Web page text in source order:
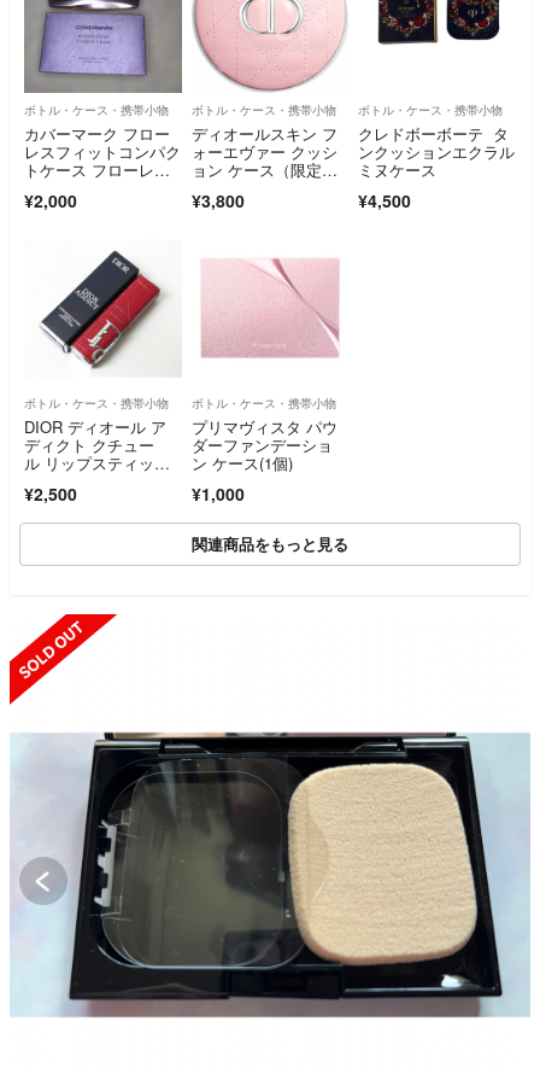
ボトル・ケース・携帯小物
カバーマーク フロー
レスフィットコンパク
トケース フローレス
¥2,000
ボトル・ケース・携帯小物
ディオールスキン フ
ォーエヴァー クッシ
ョン ケース（限定
¥3,800
ボトル・ケース・携帯小物
クレドボーボーテ タ
ンクッションエクラル
ミヌケース
¥4,500
ボトル・ケース・携帯小物
DIOR ディオール ア
ディクト クチュー
ル リップスティッ
¥2,500
ボトル・ケース・携帯小物
プリマヴィスタ パウ
ダーファンデーショ
ン ケース(1個)
¥1,000
関連商品をもっと見る